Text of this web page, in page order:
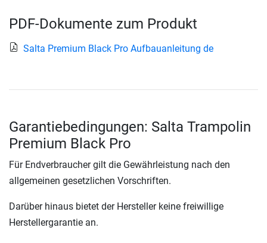
PDF-Dokumente zum Produkt
Salta Premium Black Pro Aufbauanleitung de
Garantiebedingungen: Salta Trampolin
Premium Black Pro
Für Endverbraucher gilt die Gewährleistung nach den
allgemeinen gesetzlichen Vorschriften.
Darüber hinaus bietet der Hersteller keine freiwillige
Herstellergarantie an.